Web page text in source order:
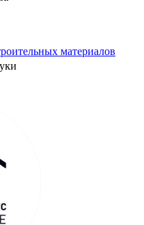
материалов